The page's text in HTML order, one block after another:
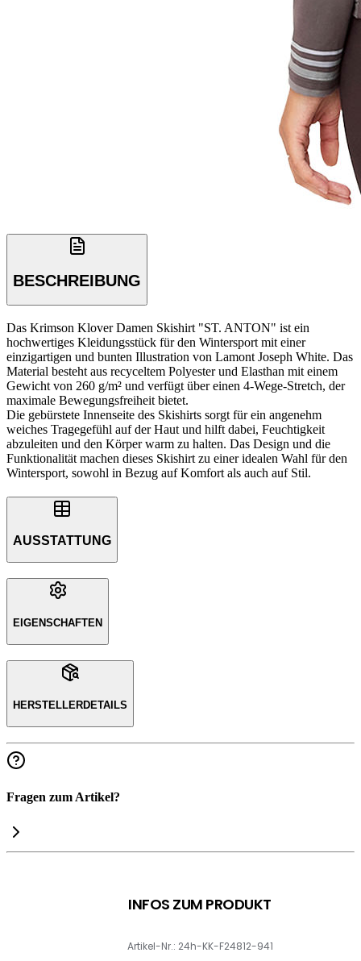
BESCHREIBUNG
Das Krimson Klover Damen Skishirt "ST. ANTON" ist ein
hochwertiges Kleidungsstück für den Wintersport mit einer
einzigartigen und bunten Illustration von Lamont Joseph White. Das
Material besteht aus recyceltem Polyester und Elasthan mit einem
Gewicht von 260 g/m² und verfügt über einen 4-Wege-Stretch, der
maximale Bewegungsfreiheit bietet.
Die gebürstete Innenseite des Skishirts sorgt für ein angenehm
weiches Tragegefühl auf der Haut und hilft dabei, Feuchtigkeit
abzuleiten und den Körper warm zu halten. Das Design und die
Funktionalität machen dieses Skishirt zu einer idealen Wahl für den
Wintersport, sowohl in Bezug auf Komfort als auch auf Stil.
AUSSTATTUNG
EIGENSCHAFTEN
HERSTELLERDETAILS
Fragen zum Artikel?
INFOS ZUM PRODUKT
Artikel-Nr.: 24h-KK-F24812-941